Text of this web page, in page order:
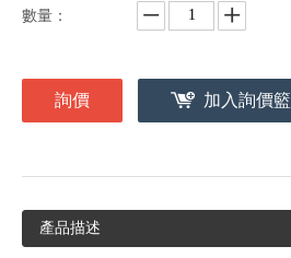
數量：
詢價 加入詢價籃
產品描述